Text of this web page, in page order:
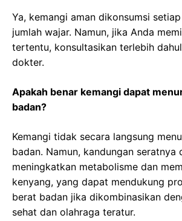
Ya, kemangi aman dikonsumsi
jumlah wajar. Namun, jika Anda
tertentu, konsultasikan terlebih
dokter.
Apakah benar kemangi dapat
badan?
Kemangi tidak secara langsung
badan. Namun, kandungan seratnya
meningkatkan metabolisme dan
kenyang, yang dapat mendukung
berat badan jika dikombinasikan
sehat dan olahraga teratur.